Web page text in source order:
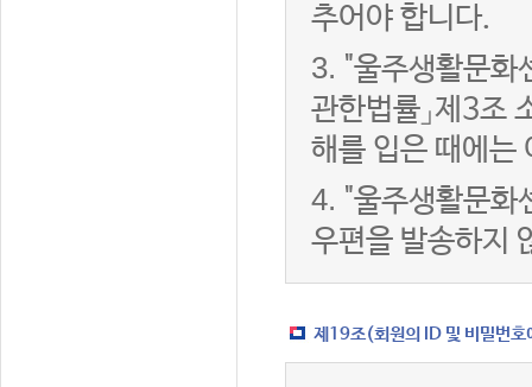
추어야 합니다.
3. "울주생활문화
관한법률」제3조
해를 입은 때에는
4. "울주생활문화
우편을 발송하지
제19조(회원의 ID 및 비밀번호